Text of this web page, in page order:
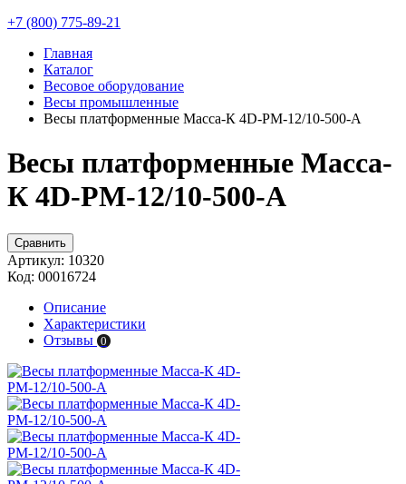
+7 (800) 775-89-21
Главная
Каталог
Весовое оборудование
Весы промышленные
Весы платформенные Масса-К 4D-PM-12/10-500-A
Весы платформенные Масса-
К 4D-PM-12/10-500-A
Сравнить
Артикул: 10320
Код: 00016724
Описание
Характеристики
Отзывы 0